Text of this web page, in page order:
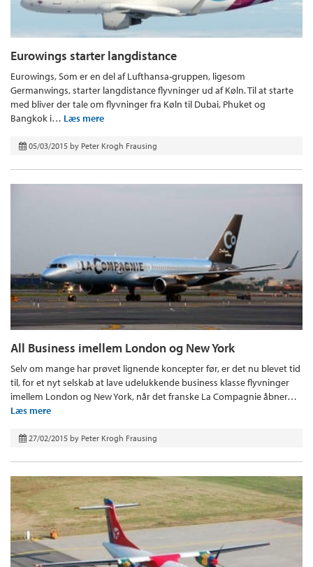
Eurowings starter langdistance
Eurowings, Som er en del af Lufthansa-gruppen, ligesom
Germanwings, starter langdistance flyvninger ud af Køln. Til at starte
med bliver der tale om flyvninger fra Køln til Dubai, Phuket og
Bangkok i… Læs mere
05/03/2015 by Peter Krogh Frausing
All Business imellem London og New York
Selv om mange har prøvet lignende koncepter før, er det nu blevet tid
til, for et nyt selskab at lave udelukkende business klasse flyvninger
imellem London og New York, når det franske La Compagnie åbner…
Læs mere
27/02/2015 by Peter Krogh Frausing